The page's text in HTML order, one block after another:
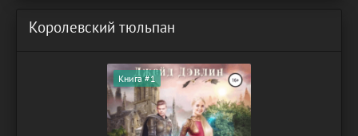
Королевский тюльпан
Книга #1